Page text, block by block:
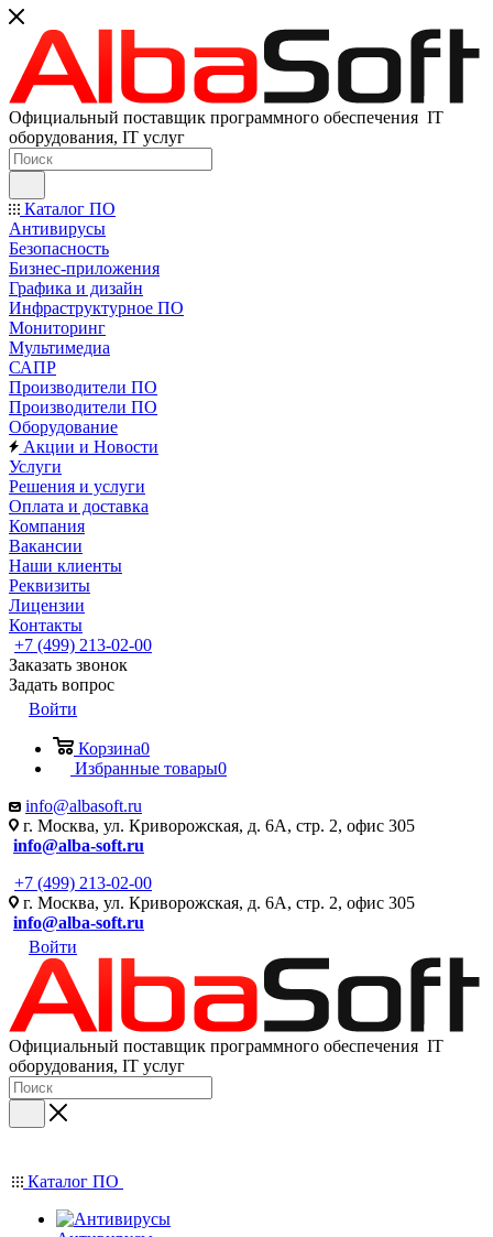
Официальный поставщик программного обеспечения IT
оборудования, IT услуг
Каталог ПО
Антивирусы
Безопасность
Бизнес-приложения
Графика и дизайн
Инфраструктурное ПО
Мониторинг
Мультимедиа
САПР
Производители ПО
Производители ПО
Оборудование
Акции и Новости
Услуги
Решения и услуги
Оплата и доставка
Компания
Вакансии
Наши клиенты
Реквизиты
Лицензии
Контакты
+7 (499) 213-02-00
Заказать звонок
Задать вопрос
Войти
Корзина0
Избранные товары0
info@albasoft.ru
г. Москва, ул. Криворожская, д. 6А, стр. 2, офис 305
info@alba-soft.ru
+7 (499) 213-02-00
г. Москва, ул. Криворожская, д. 6А, стр. 2, офис 305
info@alba-soft.ru
Войти
Официальный поставщик программного обеспечения IT
оборудования, IT услуг
Каталог ПО